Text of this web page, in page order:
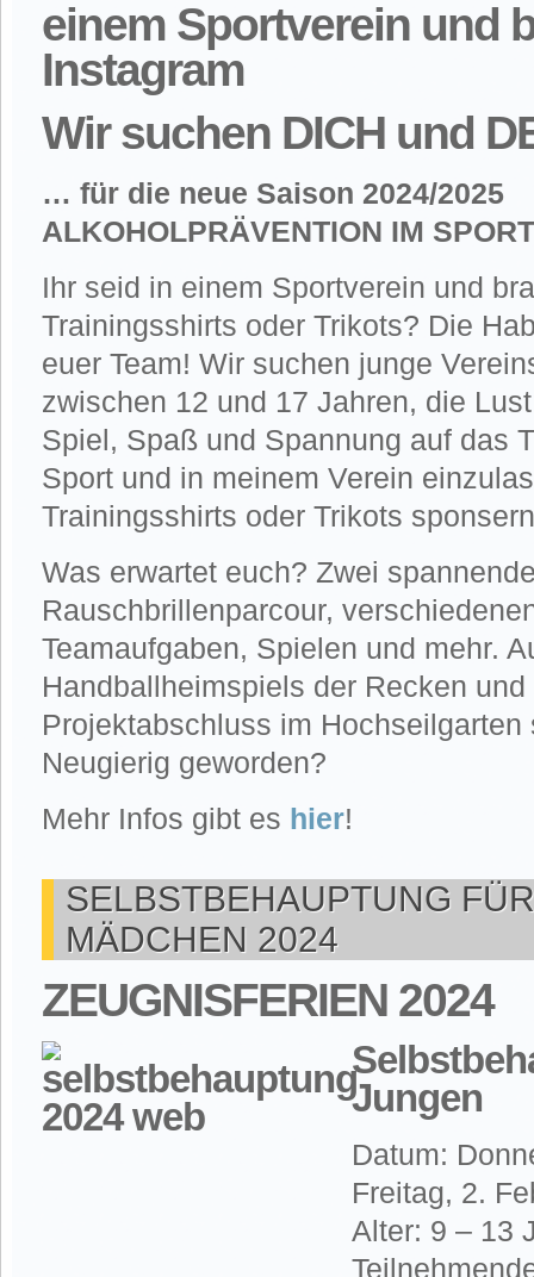
Wir suchen DICH und
… für die neue Saison 2024/2025
ALKOHOLPRÄVENTION IM SPORT
Ihr seid in einem Sportverein und
Trainingsshirts oder Trikots? Die
euer Team! Wir suchen junge
zwischen 12 und 17 Jahren, die
Spiel, Spaß und Spannung auf das
Sport und in meinem Verein
Trainingsshirts oder Trikots
Was erwartet euch? Zwei
Rauschbrillenparcour,
Teamaufgaben, Spielen und mehr.
Handballheimspiels der Recken
Projektabschluss im Hochseilgarten
Neugierig geworden?
Mehr Infos gibt es hier!
SELBSTBEHAUPTUNG
MÄDCHEN 2024
ZEUGNISFERIEN 2024
Jungen
Datum:
Freitag, 2.
Alter: 9 – 13